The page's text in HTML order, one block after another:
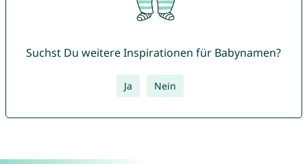
Suchst Du weitere Inspirationen für Babynamen?
Ja Nein